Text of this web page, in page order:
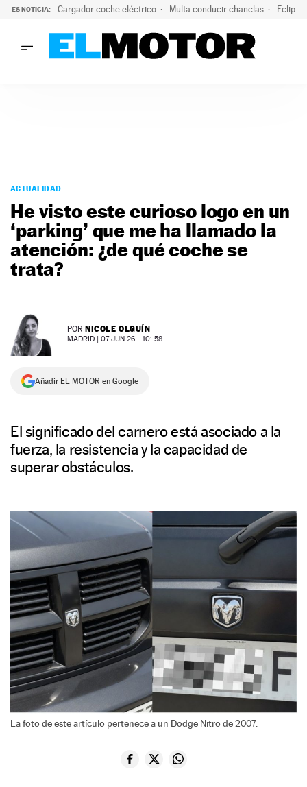
ES NOTICIA: Cargador coche eléctrico Multa conducir chanclas
PODCAST
MOTOS
TECNOLOGÍA
SUPERCOCHES
MOTORTV
NEWSLETTER
ACTUALIDAD
He visto este curioso logo en un
‘parking’ que me ha llamado la
atención: ¿de qué coche se
trata?
POR NICOLE OLGUÍN
MADRID | 07 JUN 26 - 10: 58
Añadir EL MOTOR en Google
El significado del carnero está asociado a la
fuerza, la resistencia y la capacidad de
superar obstáculos.
La foto de este artículo pertenece a un Dodge Nitro de 2007.